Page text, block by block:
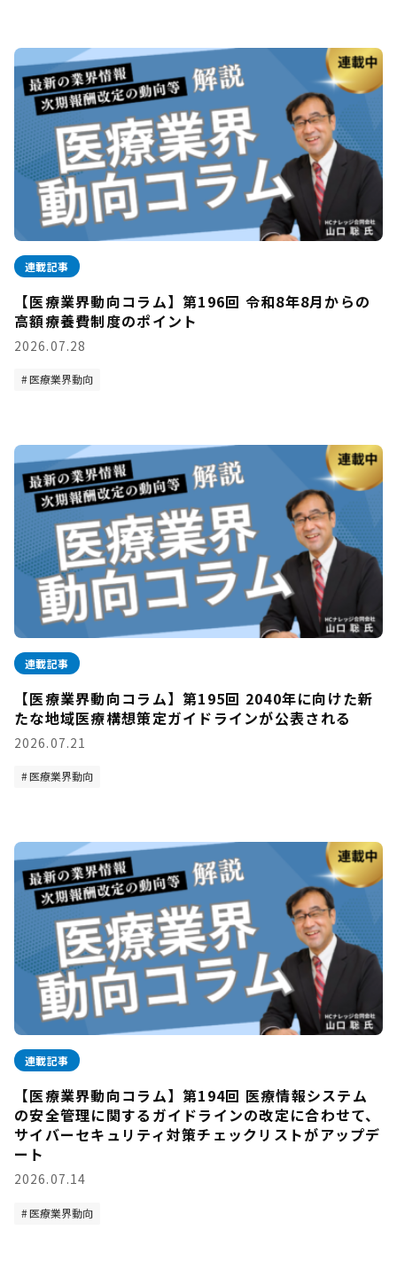
連載記事
【医療業界動向コラム】第196回 令和8年8月からの
高額療養費制度のポイント
2026.07.28
医療業界動向
連載記事
【医療業界動向コラム】第195回 2040年に向けた新
たな地域医療構想策定ガイドラインが公表される
2026.07.21
医療業界動向
連載記事
【医療業界動向コラム】第194回 医療情報システム
の安全管理に関するガイドラインの改定に合わせて、
サイバーセキュリティ対策チェックリストがアップデ
ート
2026.07.14
医療業界動向